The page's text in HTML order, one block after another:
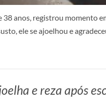
anos, registrou momento
ele se ajoelhou e
e reza após